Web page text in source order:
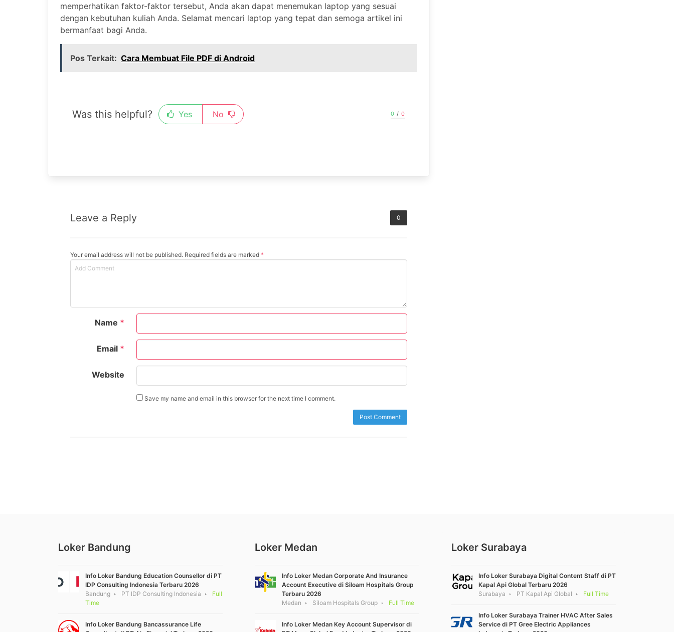
memperhatikan faktor-faktor tersebut, Anda akan dapat menemukan laptop yang sesuai
dengan kebutuhan kuliah Anda. Selamat mencari laptop yang tepat dan semoga artikel ini
bermanfaat bagi Anda.
Pos Terkait: Cara Membuat File PDF di Android
Was this helpful? Yes No 0 / 0
Leave a Reply 0
Your email address will not be published. Required fields are marked *
Name *
Email *
Website
Save my name and email in this browser for the next time I comment.
Loker Bandung
Info Loker Bandung Education Counsellor di PT
IDP Consulting Indonesia Terbaru 2026
Bandung
PT IDP Consulting Indonesia
Full
Time
Info Loker Bandung Bancassurance Life
Loker Medan
Info Loker Medan Corporate And Insurance
Account Executive di Siloam Hospitals Group
Terbaru 2026
Medan
Siloam Hospitals Group Full Time
Info Loker Medan Key Account Supervisor di
Loker Surabaya
Info Loker Surabaya Digital Content Staff di PT
Kapal Api Global Terbaru 2026
Surabaya
PT Kapal Api Global Full Time
Info Loker Surabaya Trainer HVAC After Sales
Service di PT Gree Electric Appliances